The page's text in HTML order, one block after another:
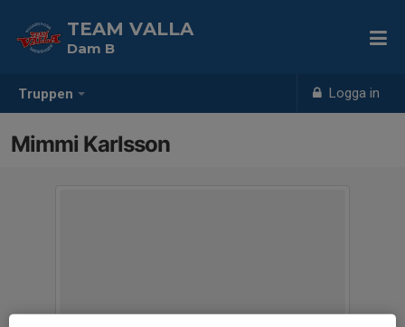
Truppen Logga in
TEAM VALLA
Dam B
Mimmi Karlsson